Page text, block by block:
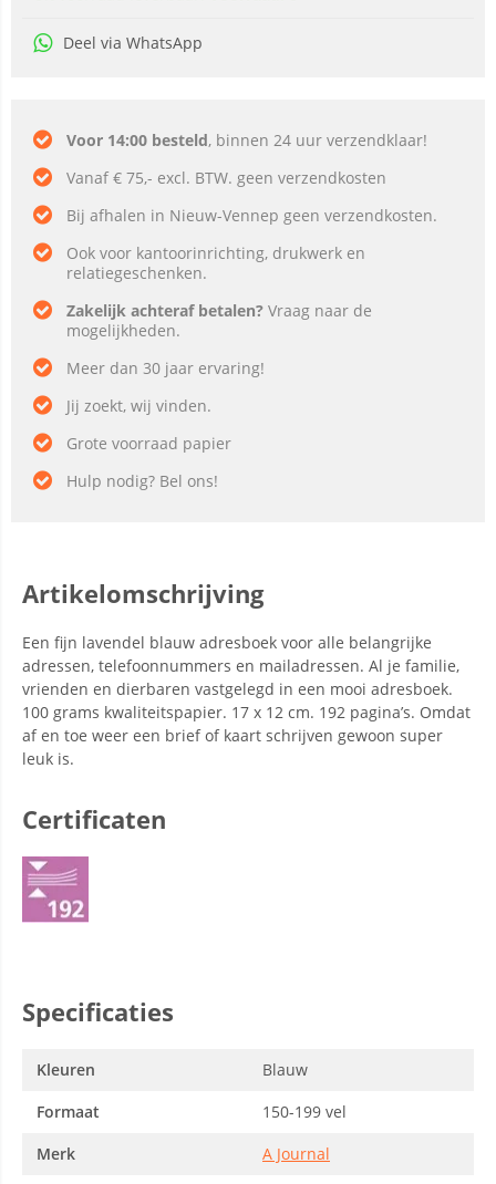
Deel via WhatsApp
Voor 14:00 besteld, binnen 24 uur verzendklaar!
Vanaf € 75,- excl. BTW. geen verzendkosten
Bij afhalen in Nieuw-Vennep geen verzendkosten.
Ook voor kantoorinrichting, drukwerk en
relatiegeschenken.
Zakelijk achteraf betalen? Vraag naar de
mogelijkheden.
Meer dan 30 jaar ervaring!
Jij zoekt, wij vinden.
Grote voorraad papier
Hulp nodig? Bel ons!
Artikelomschrijving
Een fijn lavendel blauw adresboek voor alle belangrijke
adressen, telefoonnummers en mailadressen. Al je familie,
vrienden en dierbaren vastgelegd in een mooi adresboek.
100 grams kwaliteitspapier. 17 x 12 cm. 192 pagina’s. Omdat
af en toe weer een brief of kaart schrijven gewoon super
leuk is.
Certificaten
Specificaties
Kleuren
Blauw
Formaat
150-199 vel
Merk
A Journal